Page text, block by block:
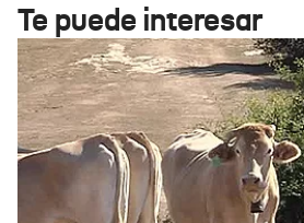
Te puede interesar